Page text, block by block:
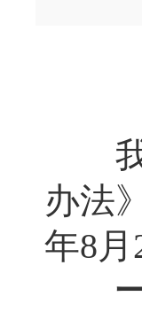
我
办法
年8
一